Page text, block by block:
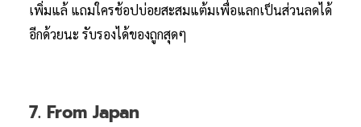
เพิ่มแล้ แถมใครช้อปบ่อยสะสมแต้มเพื่อแลกเป็นส่วนลดได้
อีกด้วยนะ รับรองได้ของถูกสุดๆ
7. From Japan